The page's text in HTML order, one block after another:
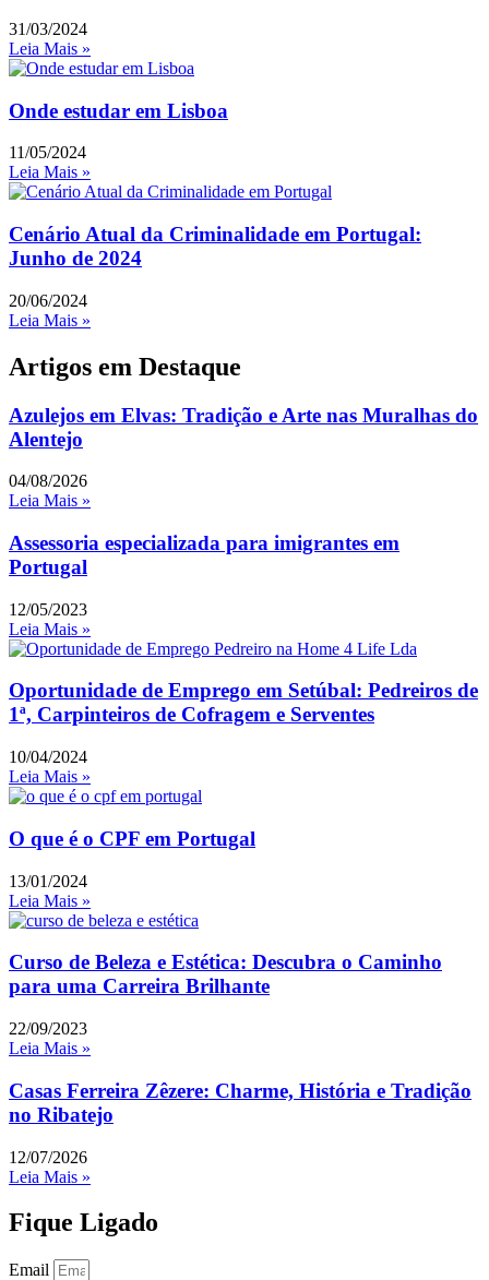
31/03/2024
Leia Mais »
Onde estudar em Lisboa
11/05/2024
Leia Mais »
Cenário Atual da Criminalidade em Portugal:
Junho de 2024
20/06/2024
Leia Mais »
Artigos em Destaque
Azulejos em Elvas: Tradição e Arte nas Muralhas do
Alentejo
04/08/2026
Leia Mais »
Assessoria especializada para imigrantes em
Portugal
12/05/2023
Leia Mais »
Oportunidade de Emprego em Setúbal: Pedreiros de
1ª, Carpinteiros de Cofragem e Serventes
10/04/2024
Leia Mais »
O que é o CPF em Portugal
13/01/2024
Leia Mais »
Curso de Beleza e Estética: Descubra o Caminho
para uma Carreira Brilhante
22/09/2023
Leia Mais »
Casas Ferreira Zêzere: Charme, História e Tradição
no Ribatejo
12/07/2026
Leia Mais »
Fique Ligado
Email